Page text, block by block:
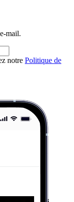
mail.
notre Politique de